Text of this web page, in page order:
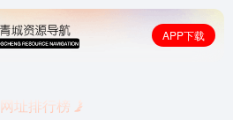
APP下载
网址排行榜